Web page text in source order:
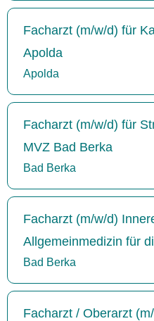
Facharzt (m/w/d) für
Apolda
Apolda
Facharzt (m/w/d) für
MVZ Bad Berka
Bad Berka
Facharzt (m/w/d)
Allgemeinmedizin für
Bad Berka
Facharzt / Oberarzt